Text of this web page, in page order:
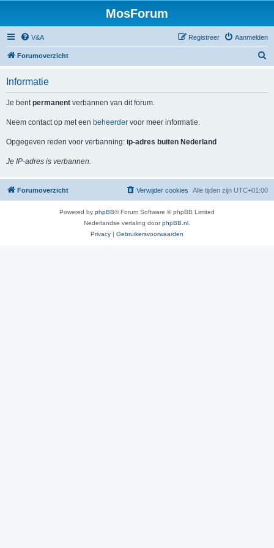
MosForum
V&A Aanmelden
Registreer
Forumoverzicht
Informatie
Je bentpermanent verbannen van dit forum.
Neem contact op met een beheerder voor meer informatie.
Opgegeven reden voor verbanning: ip-adres buiten Nederland
Je IP-adres is verbannen.
Forumoverzicht Alle tijden zijn UTC+01:00
Verwijder cookies
Powered by phpBB® Forum Software © phpBB Limited
Nederlandse vertaling doorphpBB.nl
Privacy | Gebruikersvoorwaarden